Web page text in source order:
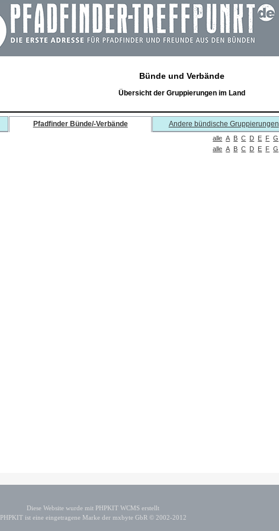
Bünde und Verbände
Übersicht der Gruppierungen im Land
Pfadfinder Bünde/-Verbände Andere bündische Gruppierungen
alle A B C D E F G
alle A B C D E F G
Diese Website wurde mit PHPKIT WCMS erstellt
PHPKIT ist eine eingetragene Marke der mxbyte GbR © 2002-2012